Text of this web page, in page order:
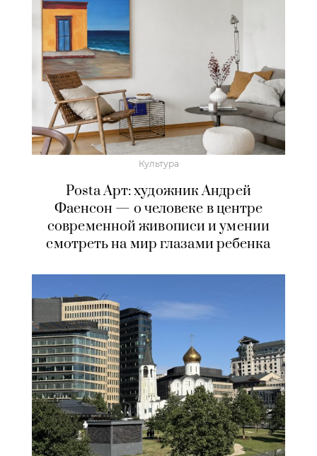
Культура
Posta Арт: художник Андрей
Фаенсон — о человеке в центре
современной живописи и умении
смотреть на мир глазами ребенка